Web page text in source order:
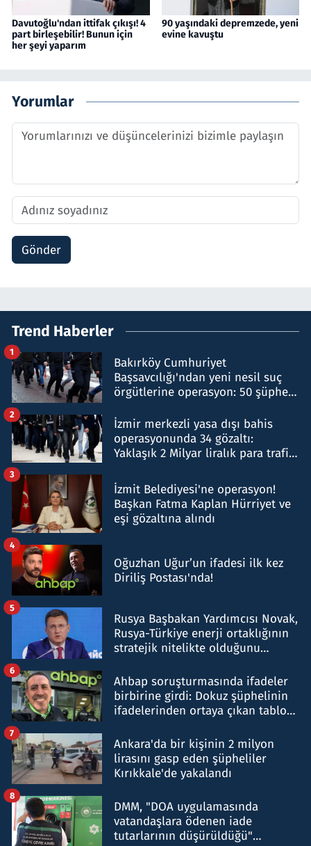
Davutoğlu'ndan ittifak çıkışı! 4
part birleşebilir! Bunun için
her şeyi yaparım
90 yaşındaki depremzede, yeni
evine kavuştu
Yorumlar
Gönder
Trend Haberler
Bakırköy Cumhuriyet
Başsavcılığı'ndan yeni nesil suç
örgütlerine operasyon: 50 şüpheli
1
İzmir merkezli yasa dışı bahis
operasyonunda 34 gözaltı:
Yaklaşık 2 Milyar liralık para trafiği
2
İzmit Belediyesi'ne operasyon!
Başkan Fatma Kaplan Hürriyet ve
eşi gözaltına alındı
3
Oğuzhan Uğur’un ifadesi ilk kez
Diriliş Postası'nda!
4
Rusya Başbakan Yardımcısı Novak,
Rusya-Türkiye enerji ortaklığının
stratejik nitelikte olduğunu
5
Ahbap soruşturmasında ifadeler
birbirine girdi: Dokuz şüphelinin
ifadelerinden ortaya çıkan tablo
6
Ankara'da bir kişinin 2 milyon
lirasını gasp eden şüpheliler
Kırıkkale'de yakalandı
7
DMM, "DOA uygulamasında
vatandaşlara ödenen iade
tutarlarının düşürüldüğü"
8